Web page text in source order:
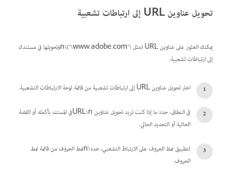
تحويل عناوين URL إلى ارتباطات تشعبية
يمكنك العثور على عناوين URL (مثل \"www.adobe.com\")\nوتحويلها في مستندك
إلى ارتباطات تشعبية.
اختر تحويل عناوين URL إلى ارتباطات تشعبية من قائمة لوحة الارتباطات التشعبية.
في النطاق، حدد ما إذا كنت تريد تحويل عناوين URL\nفي المستند بأكمله أو القصة
الحالية أو التحديد الحالي.
لتطبيق نمط الحروف على الارتباط التشعبي، حدد\nنمط الحروف من قائمة نمط
الحروف.